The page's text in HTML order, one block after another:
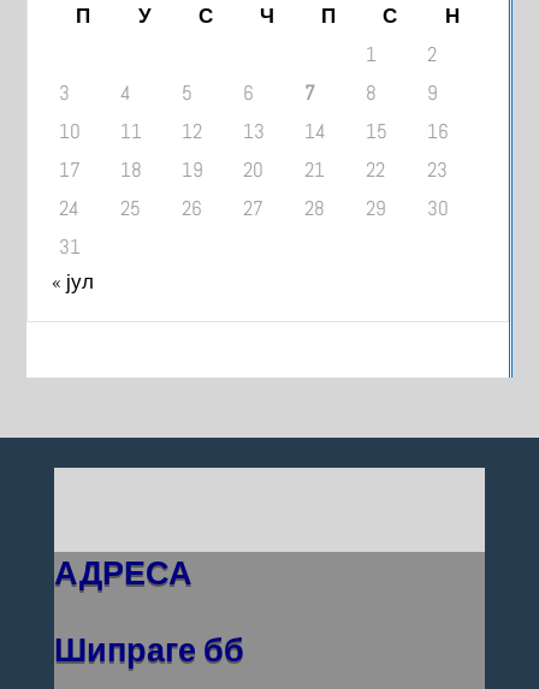
П У С Ч П С
Н
1
2
3
4 5 6 7 8
9
10
11 12 13 14 15
16
17
18 19 20 21 22
23
24
25 26 27 28 29
30
31
« јул
АДРЕСА
Шипраге бб